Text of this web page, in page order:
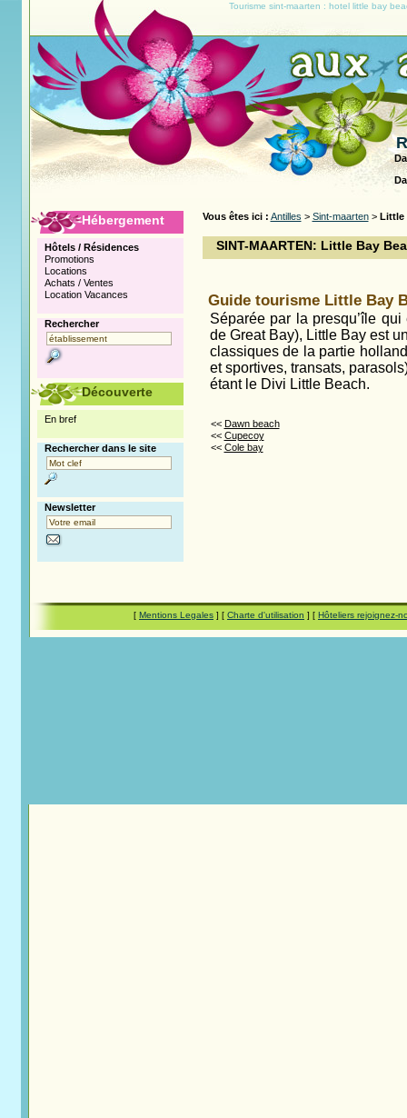
Tourisme sint-maarten : hotel little bay
Vous êtes ici : Antilles > Sint-maarten> Little
SINT-MAARTEN: Little Bay
Guide tourisme Little Bay
Séparée par la presqu’île qui
de Great Bay), Little Bay est
classiques de la partie
et sportives, transats,
étant le Divi Little Beach.
<< Dawn beach
<< Cupecoy
<< Cole bay
Hébergement
Hôtels / Résidences
Promotions
Locations
Achats / Ventes
Location Vacances
Rechercher
Découverte
En bref
Rechercher dans le site
Newsletter
[ Mentions Legales ] [ Charte d'utilisation ] [ Hôteliers rejoignez-